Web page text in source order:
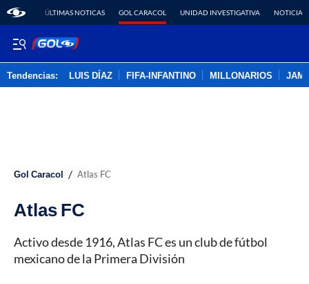
ÚLTIMAS NOTICAS GOL CARACOL UNIDAD INVESTIGATIVA NOTICIAS
Tendencias: LUIS DÍAZ FIFA-INFANTINO MILLONARIOS
Gol Caracol / Atlas FC
Atlas FC
Activo desde 1916, Atlas FC es un club de fútbol
mexicano de la Primera División